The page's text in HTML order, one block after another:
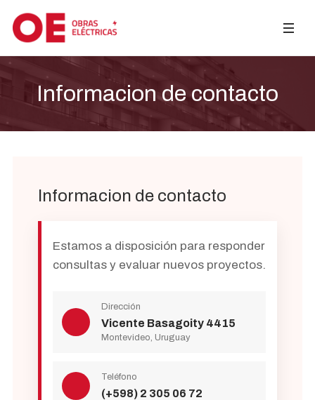
Informacion de contacto
Informacion de contacto
Estamos a disposición para responder
consultas y evaluar nuevos proyectos.
Dirección
Vicente Basagoity 4415
Montevideo, Uruguay
Teléfono
(+598) 2 305 06 72